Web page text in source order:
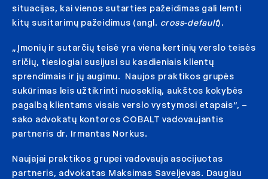
situacijas, kai vienos sutarties pažeidimas gali lemti
kitų susitarimų pažeidimus (angl. cross-default).
„Įmonių ir sutarčių teisė yra viena kertinių verslo teisės
sričių, tiesiogiai susijusi su kasdieniais klientų
sprendimais ir jų augimu. Naujos praktikos grupės
sukūrimas leis užtikrinti nuoseklią, aukštos kokybės
pagalbą klientams visais verslo vystymosi etapais“, –
sako advokatų kontoros COBALT vadovaujantis
partneris dr. Irmantas Norkus.
Naujajai praktikos grupei vadovauja asocijuotas
partneris, advokatas Maksimas Saveljevas. Daugiau